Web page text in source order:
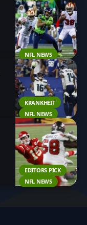
NFL NEWS
KRANKHEIT
NFL NEWS
EDITORS PICK
NFL NEWS